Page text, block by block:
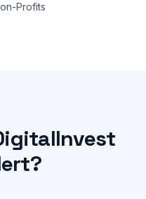
Profits